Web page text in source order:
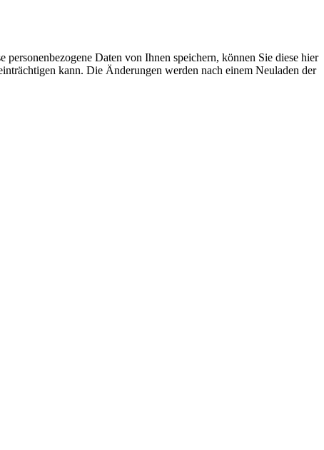
Daten von Ihnen speichern, können Sie diese hier
kann. Die Änderungen werden nach einem Neuladen der